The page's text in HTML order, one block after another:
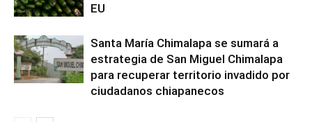
EU
Santa María Chimalapa se sumará a
estrategia de San Miguel Chimalapa
para recuperar territorio invadido por
ciudadanos chiapanecos